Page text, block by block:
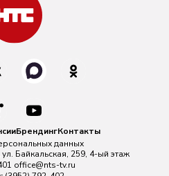
БрендингКонтакты
данных
ул. Байкальская, 259, 4-ый этаж
office@nts-tv.ru